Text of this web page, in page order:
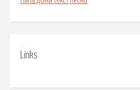
Links